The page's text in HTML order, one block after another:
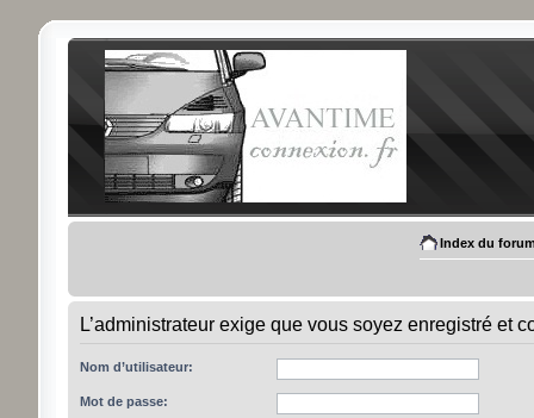
Index du
L’administrateur exige que vous soyez enregistré et
Nom d’utilisateur:
Mot de passe: